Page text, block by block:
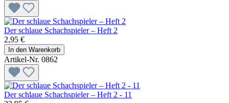
Der schlaue Schachspieler – Heft 2
2,95 €
In den Warenkorb
Artikel-Nr. 0862
Der schlaue Schachspieler – Heft 2 - 11